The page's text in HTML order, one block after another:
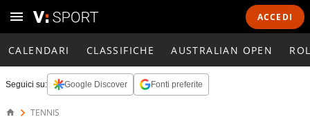
ACCEDI
CALENDARI CLASSIFICHE AUSTRALIAN OPEN
Seguici su: Google Discover Fonti preferite
TENNIS